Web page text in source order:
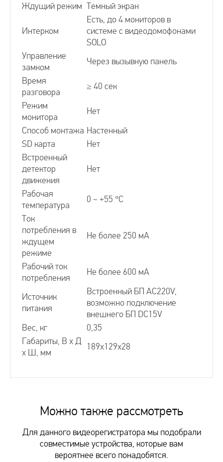
Видеофоны
Ждущий режим Темный экран
Интерком
Есть, до 4 мониторов в
системе с видеодомофонами
SOLO
Управление
замком
Через вызывную панель
Время
разговора
≥ 40 сек
Режим
монитора
Нет
Способ монтажа Настенный
SD карта
Нет
Встроенный
детектор
движения
Нет
Рабочая
температура
0 ~ +55 °С
Ток
потребления в
ждущем
режиме
Не более 250 мА
Рабочий ток
потребления
Не более 600 мА
Источник
питания
Встроенный БП АС220V,
возможно подключение
внешнего БП DC15V
Вес, кг
0,35
Габариты, В х Д
х Ш, мм
189х129х28
Тип экрана: TFT LCD
Управление: механические кнопки
запись по вызову
Самовывоз в Москве
Самовывоз в пунктах выдачи заказов СДЭК
Доставка транспортными компаниями
Доставка курьером Достависта
Можно также рассмотреть
Для данного видеорегистратора мы подобрали
совместимые устройства, которые вам
вероятнее всего понадобятся.